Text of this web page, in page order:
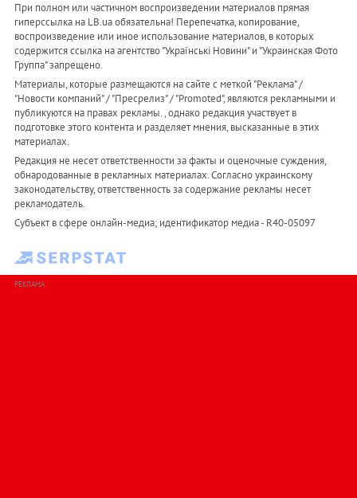
При полном или частичном воспроизведении материалов прямая
гиперссылка на LB.ua обязательна! Перепечатка, копирование,
воспроизведение или иное использование материалов, в которых
содержится ссылка на агентство "Українськi Новини" и "Украинская Фото
Группа" запрещено.
Материалы, которые размещаются на сайте с меткой "Реклама" /
"Новости компаний" / "Пресрелиз" / "Promoted", являются рекламными и
публикуются на правах рекламы. , однако редакция участвует в
подготовке этого контента и разделяет мнения, высказанные в этих
материалах.
Редакция не несет ответственности за факты и оценочные суждения,
обнародованные в рекламных материалах. Согласно украинскому
законодательству, ответственность за содержание рекламы несет
рекламодатель.
Субъект в сфере онлайн-медиа; идентификатор медиа - R40-05097
РЕКЛАМА